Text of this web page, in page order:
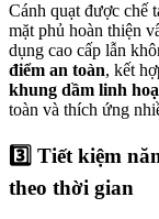
Cánh quạt được chế
mặt phủ hoàn thiện
dụng cao cấp lẫn
điểm an toàn, kết
khung dầm linh
toàn và thích ứng
3️⃣ Tiết kiệm
theo thời gian